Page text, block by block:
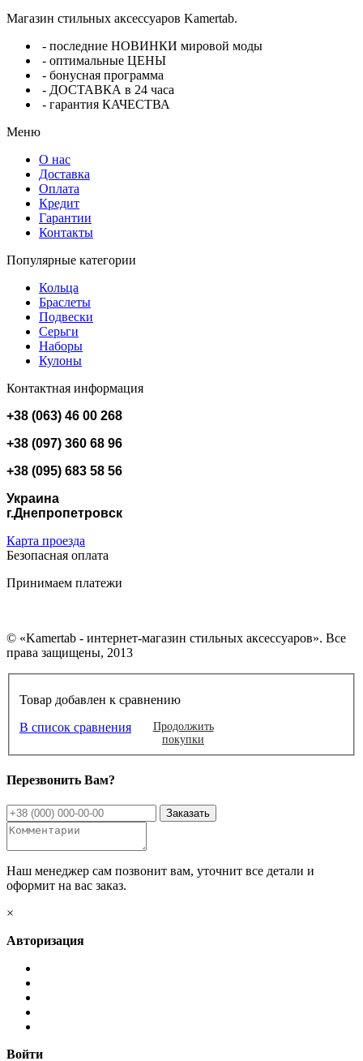
Магазин стильных аксессуаров Kamertab.
- последние НОВИНКИ мировой моды
- оптимальные ЦЕНЫ
- бонусная программа
- ДОСТАВКА в 24 часа
- гарантия КАЧЕСТВА
Меню
О нас
Доставка
Оплата
Кредит
Гарантии
Контакты
Популярные категории
Кольца
Браслеты
Подвески
Серьги
Наборы
Кулоны
Контактная информация
+38 (063) 46 00 268
+38 (097) 360 68 96
+38 (095) 683 58 56
Украина
г.Днепропетровск
Карта проезда
Безопасная оплата
Принимаем платежи
© «Kamertab - интернет-магазин стильных аксессуаров». Все
права защищены, 2013
Товар добавлен к сравнению
В список сравнения
Продолжить
покупки
Перезвонить Вам?
Наш менеджер сам позвонит вам, уточнит все детали и
оформит на вас заказ.
×
Авторизация
Войти